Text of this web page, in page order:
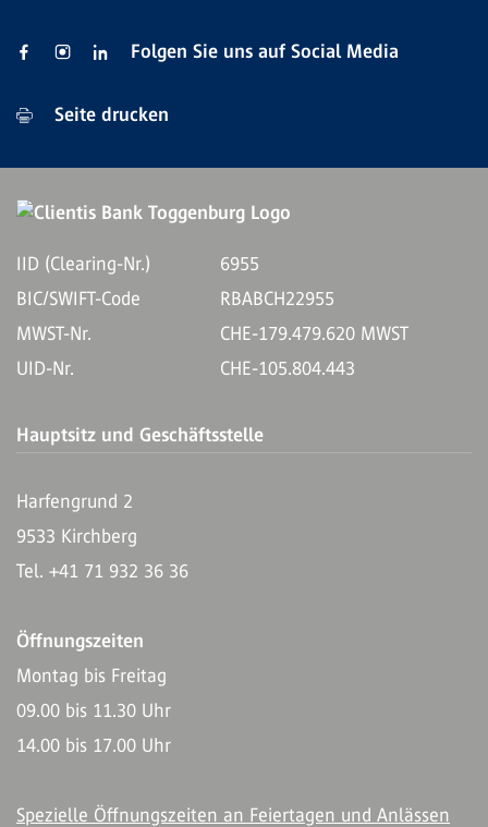
Folgen Sie uns auf Social Media
Seite drucken
IID (Clearing-Nr.)
6955
BIC/SWIFT-Code
RBABCH22955
MWST-Nr.
CHE-179.479.620 MWST
UID-Nr.
CHE-105.804.443
Hauptsitz und Geschäftsstelle
Harfengrund 2
9533 Kirchberg
Tel. +41 71 932 36 36
Öffnungszeiten
Montag bis Freitag
09.00 bis 11.30 Uhr
14.00 bis 17.00 Uhr
Spezielle Öffnungszeiten an Feiertagen und Anlässen